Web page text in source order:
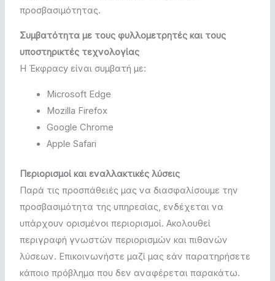
προσβασιμότητας.
Συμβατότητα με τους φυλλομετρητές και τους
υποστηρικτές τεχνολογίας
Η Έκφραcy είναι συμβατή με:
Microsoft Edge
Mozilla Firefox
Google Chrome
Apple Safari
Περιορισμοί και εναλλακτικές λύσεις
Παρά τις προσπάθειές μας να διασφαλίσουμε την
προσβασιμότητα της υπηρεσίας, ενδέχεται να
υπάρχουν ορισμένοι περιορισμοί. Ακολουθεί
περιγραφή γνωστών περιορισμών και πιθανών
λύσεων. Επικοινωνήστε μαζί μας εάν παρατηρήσετε
κάποιο πρόβλημα που δεν αναφέρεται παρακάτω.